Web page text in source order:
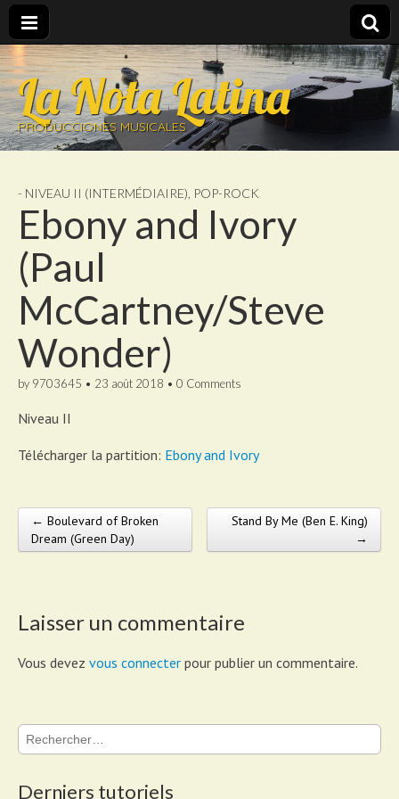
La Nota Latina
PRODUCCIONES MUSICALES
- NIVEAU II (INTERMÉDIAIRE) POP-ROCK
Ebony and Ivory
(Paul
McCartney/Steve
Wonder)
by 9703645 • 23 août 2018 • 0 Comments
Niveau II
Télécharger la partition: Ebony and Ivory
Post navigation
← Boulevard of Broken
Dream (Green Day)
Stand By Me (Ben E. King)
→
Laisser un commentaire
Vous devez vous connecter pour publier un commentaire.
Rechercher :
Derniers tutoriels